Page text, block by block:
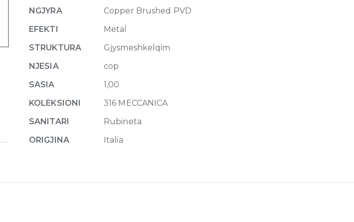
waste
708
Brushed
quantity
NGJYRA
Copper Brushed PVD
EFEKTI
Metal
STRUKTURA
Gjysmeshkelqim
NJESIA
cop
SASIA
1,00
KOLEKSIONI
316 MECCANICA
SANITARI
Rubineta
ORIGJINA
Italia